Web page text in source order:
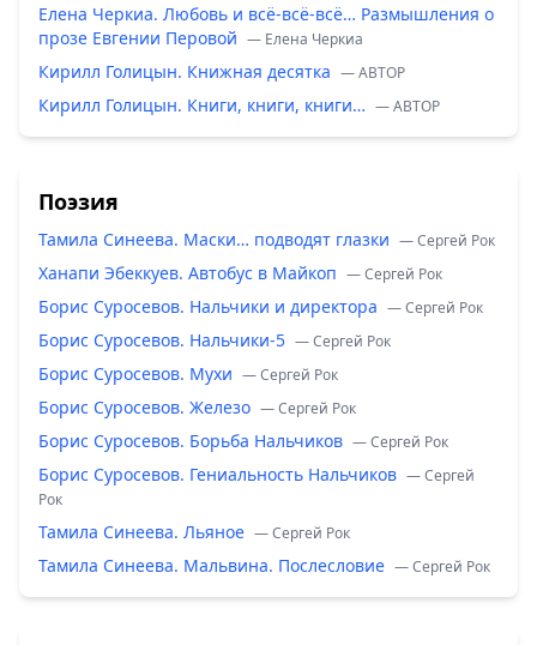
Елена Черкиа. Любовь и всё-всё-всё… Размышления о
прозе Евгении Перовой — Елена Черкиа
Кирилл Голицын. Книжная десятка — ABTOP
Кирилл Голицын. Книги, книги, книги… — ABTOP
Поэзия
Тамила Синеева. Маски… подводят глазки — Сергей Рок
Ханапи Эбеккуев. Автобус в Майкоп — Сергей Рок
Борис Суросевов. Нальчики и директора — Сергей Рок
Борис Суросевов. Нальчики-5 — Сергей Рок
Борис Суросевов. Мухи — Сергей Рок
Борис Суросевов. Железо — Сергей Рок
Борис Суросевов. Борьба Нальчиков — Сергей Рок
Борис Суросевов. Гениальность Нальчиков — Сергей
Рок
Тамила Синеева. Льяное — Сергей Рок
Тамила Синеева. Мальвина. Послесловие — Сергей Рок